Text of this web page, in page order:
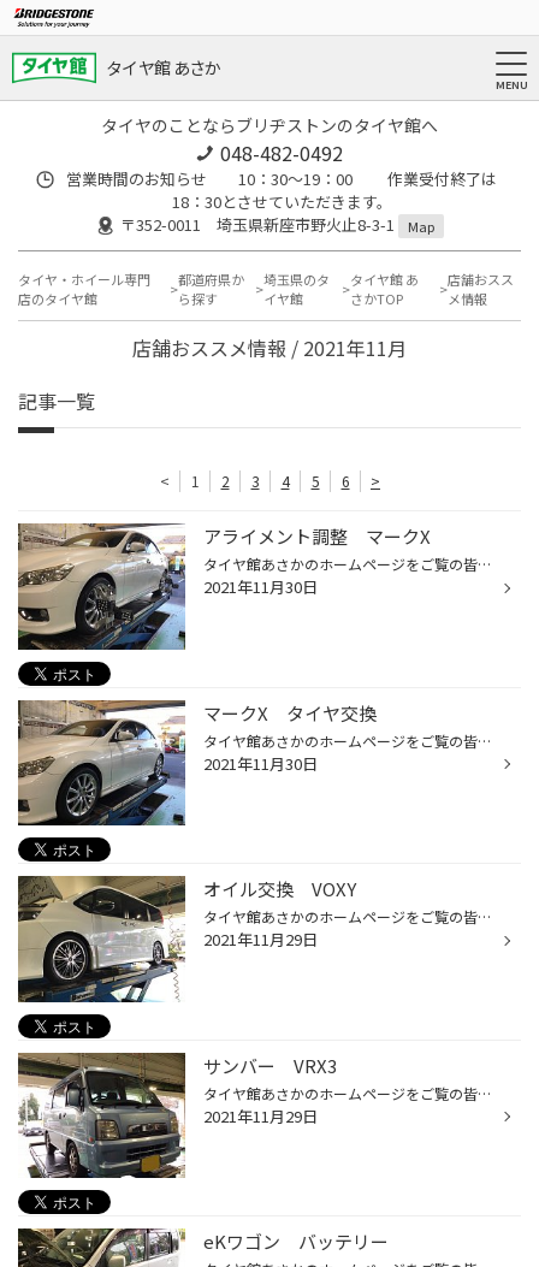
タイヤ館 あさか
タイヤのことならブリヂストンのタイヤ館へ
048-482-0492
営業時間のお知らせ 10：30～19：00 作業受付終了は
18：30とさせていただきます。
〒352-0011 埼玉県新座市野火止8-3-1
Map
タイヤ・ホイール専門
店のタイヤ館
都道府県か
ら探す
埼玉県のタ
イヤ館
タイヤ館 あ
さかTOP
店舗おスス
メ情報
店舗おススメ情報 / 2021年11月
記事一覧
< 1 2 3 4 5 6 >
アライメント調整 マークX
タイヤ館あさかのホームページをご覧の皆様 こんにちは！ いつもご覧いただきありがとうございます！！ ★トヨタ ★マークX ★車写真 ※作業時間：60分～90分 ※作業内容、車種により時間は変わります。 安全・安心のためにアライメント測定＆調整もさせていただきました。 『アライメントとは？』 ↓ ↓ ↓...
2021年11月30日
マークX タイヤ交換
タイヤ館あさかのホームページをご覧の皆様 こんにちは！ いつもご覧いただきありがとうございます！！ 本日は ★トヨタ ★マークX のタイヤ交換のご紹介です。 ★車写真 タイヤは新品時から摩耗時まで静粛性を実現し静かな走行する【ﾚｸﾞﾉGR-XⅡ】をお選びいただきました。 タイヤ：ブリヂストン・GR-XⅡ...
2021年11月30日
オイル交換 VOXY
タイヤ館あさかのホームページをご覧の皆様 こんにちは！ いつもご覧いただきありがとうございます！！ 本日は ★トヨタ ★VOXY のオイル交換のご紹介です。 ★車写真 使用するオイルはこちら ★WAKO’S（ワコーズ） ★プロステージ（PRO-STAGE） ★オイル写真 今回は交換しませんでしたが、オイル交換の2...
2021年11月29日
サンバー VRX3
タイヤ館あさかのホームページをご覧の皆様 こんにちは！ いつもご覧いただきありがとうございます！！ 本日は ★スバル ★サンバー のタイヤ交換のご紹介です。 タイヤはBLIZZAK 【VRX3】をお選びいただきました。 タイヤ：ブリヂストン・VRX3 BLIZZAK VRX3の特徴 ・氷上ブレーキ性能アップでしっか...
2021年11月29日
eKワゴン バッテリー